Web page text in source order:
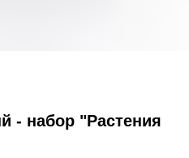
- набор "Растения